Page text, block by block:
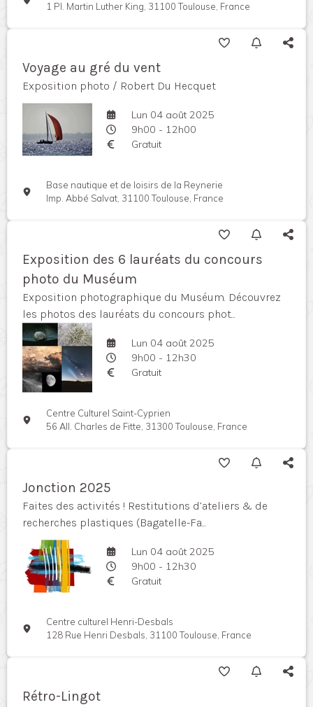
1 Pl. Martin Luther King, 31100 Toulouse, France
Voyage au gré du vent
Exposition photo / Robert Du Hecquet
Lun 04 août 2025
9h00 - 12h00
Gratuit
Base nautique et de loisirs de la Reynerie
Imp. Abbé Salvat, 31100 Toulouse, France
Exposition des 6 lauréats du concours
photo du Muséum
Exposition photographique du Muséum. Découvrez
les photos des lauréats du concours phot...
Lun 04 août 2025
9h00 - 12h30
Gratuit
Centre Culturel Saint-Cyprien
56 All. Charles de Fitte, 31300 Toulouse, France
Jonction 2025
Faites des activités ! Restitutions d’ateliers & de
recherches plastiques (Bagatelle-Fa...
Lun 04 août 2025
9h00 - 12h30
Gratuit
Centre culturel Henri-Desbals
128 Rue Henri Desbals, 31100 Toulouse, France
Rétro-Lingot